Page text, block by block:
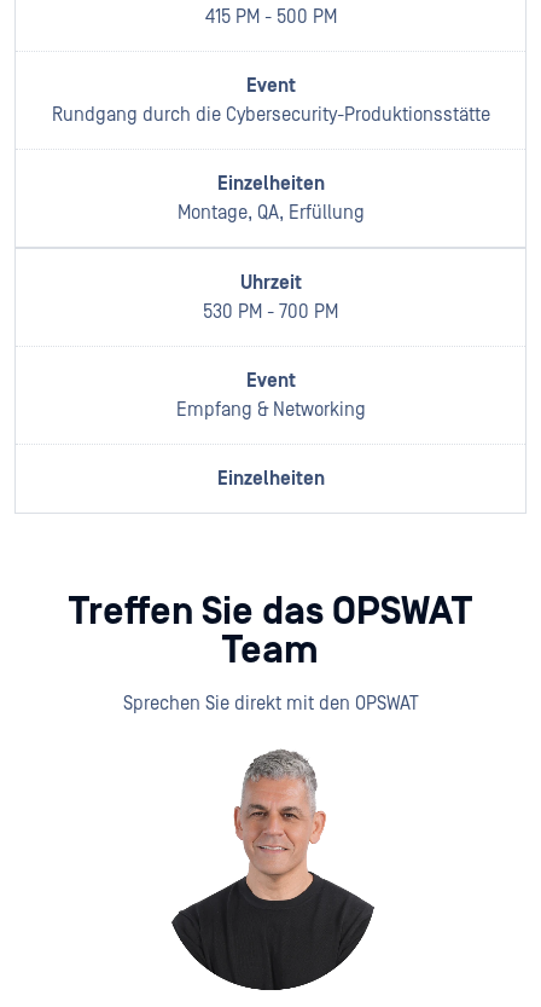
415 PM - 500 PM
Rundgang durch die Cybersecurity-Produktionsstätte
Montage, QA, Erfüllung
530 PM - 700 PM
Empfang & Networking
Treffen Sie das OPSWAT
Team
Sprechen Sie direkt mit den OPSWAT